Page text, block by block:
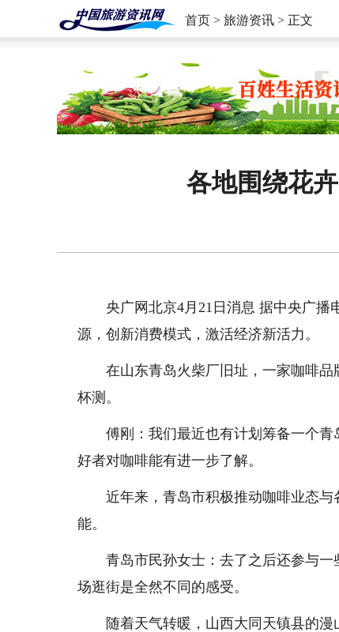
首页 > 旅游资讯 > 正文
各地围绕花
央广网北京4月21日消息 据中央广播
源，创新消费模式，激活经济新活力。
在山东青岛火柴厂旧址，一家咖啡品
杯测。
傅刚：我们最近也有计划筹备一个青
好者对咖啡能有进一步了解。
近年来，青岛市积极推动咖啡业态与
能。
青岛市民孙女士：去了之后还参与一
场逛街是全然不同的感受。
随着天气转暖，山西大同天镇县的漫